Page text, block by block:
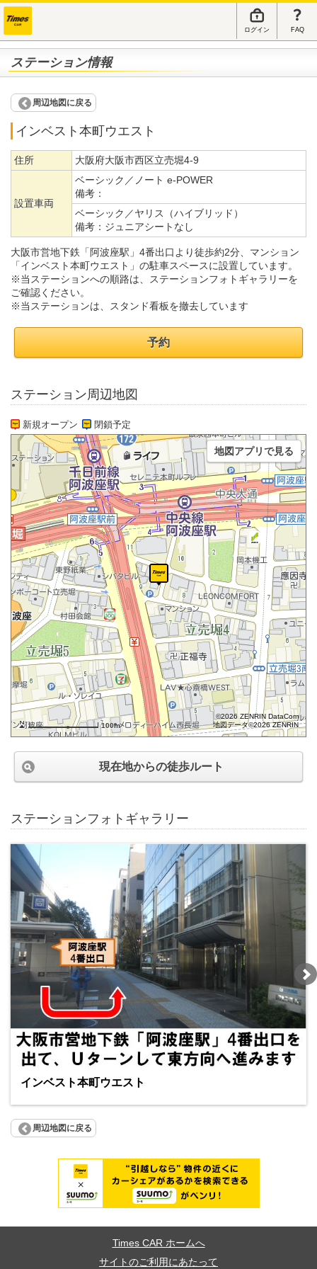
ログイン FAQ
ステーション情報
周辺地図に戻る
インベスト本町ウエスト
住所 大阪府大阪市西区立売堀4-9
設置車両
ベーシック／ノート e-POWER
備考：
ベーシック／ヤリス（ハイブリッド）
備考： ジュニアシートなし
大阪市営地下鉄「阿波座駅」4番出口より徒歩約2分、マンション
「インベスト本町ウエスト」の駐車スペースに設置しています。
※当ステーションへの順路は、ステーションフォトギャラリーを
ご確認ください。
※当ステーションは、スタンド看板を撤去しています
予約
ステーション周辺地図
新規オープン 閉鎖予定
100m
©2026 ZENRIN DataCom
地図データ©2026 ZENRIN
地図アプリで見る
現在地からの徒歩ルート
ステーションフォトギャラリー
インベスト本町ウエスト
周辺地図に戻る
Times CAR ホームへ
サイトのご利用にあたって